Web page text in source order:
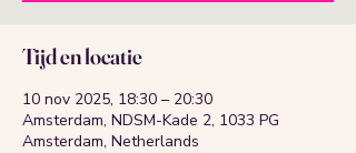
Tijd en locatie
10 nov 2025, 18:30 – 20:30
Amsterdam, NDSM-Kade 2, 1033 PG
Amsterdam, Netherlands